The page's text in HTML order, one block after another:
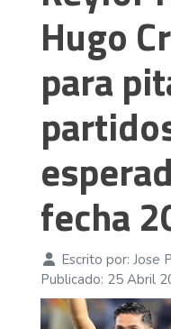
Hugo
para
fecha
Escrito por: Jose
Publicado: 25 Abril